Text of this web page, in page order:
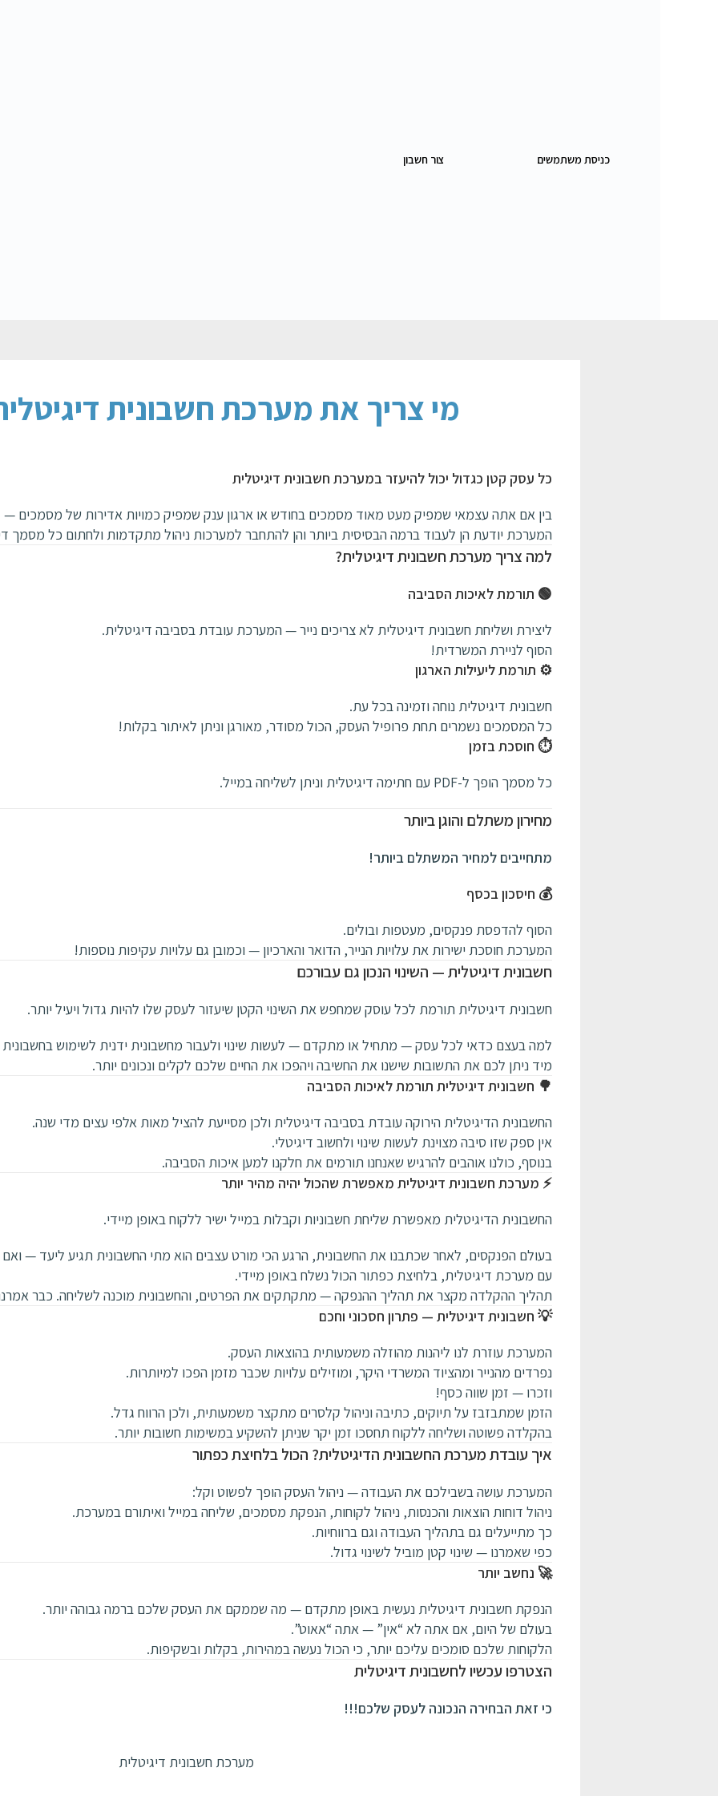
צור חשבון כניסת משתמשים
? מי צריך את מערכת חשבונית
כל עסק קטן כגדול יכול להיעזר במערכת חשבונית דיגיטלית
בין אם אתה עצמאי שמפיק מעט מאוד מסמכים בחודש או ארגון ענק שמפיק כמויות אדירות של מסמכים —
המערכת יודעת הן לעבוד ברמה הבסיסית ביותר והן להתחבר למערכות ניהול מתקדמות ולחתום כל מסמך
למה צריך מערכת חשבונית דיגיטלית?
🟢 תורמת לאיכות הסביבה
ליצירת ושליחת חשבונית דיגיטלית לא צריכים נייר — המערכת עובדת בסביבה דיגיטלית.
הסוף לניירת המשרדית!
⚙️ תורמת ליעילות הארגון
חשבונית דיגיטלית נוחה וזמינה בכל עת.
כל המסמכים נשמרים תחת פרופיל העסק, הכול מסודר, מאורגן וניתן לאיתור בקלות!
⏱️ חוסכת בזמן
כל מסמך הופך ל-PDF עם חתימה דיגיטלית וניתן לשליחה במייל.
מחירון משתלם והוגן ביותר
מתחייבים למחיר המשתלם ביותר!
💰 חיסכון בכסף
הסוף להדפסת פנקסים, מעטפות ובולים.
המערכת חוסכת ישירות את עלויות הנייר, הדואר והארכיון — וכמובן גם עלויות עקיפות נוספות!
חשבונית דיגיטלית — השינוי הנכון גם עבורכם
חשבונית דיגיטלית תורמת לכל עוסק שמחפש את השינוי הקטן שיעזור לעסק שלו להיות גדול ויעיל יותר.
למה בעצם כדאי לכל עסק — מתחיל או מתקדם — לעשות שינוי ולעבור מחשבונית ידנית לשימוש בחשבונית
מיד ניתן לכם את התשובות שישנו את החשיבה ויהפכו את החיים שלכם לקלים ונכונים יותר.
🌳 חשבונית דיגיטלית תורמת לאיכות הסביבה
החשבונית הדיגיטלית הירוקה עובדת בסביבה דיגיטלית ולכן מסייעת להציל מאות אלפי עצים מדי שנה.
אין ספק שזו סיבה מצוינת לעשות שינוי ולחשוב דיגיטלי.
בנוסף, כולנו אוהבים להרגיש שאנחנו תורמים את חלקנו למען איכות הסביבה.
⚡ מערכת חשבונית דיגיטלית מאפשרת שהכול יהיה מהיר יותר
החשבונית הדיגיטלית מאפשרת שליחת חשבוניות וקבלות במייל ישיר ללקוח באופן מיידי.
בעולם הפנקסים, לאחר שכתבנו את החשבונית, הרגע הכי מורט עצבים הוא מתי החשבונית תגיע ליעד —
עם מערכת דיגיטלית, בלחיצת כפתור הכול נשלח באופן מיידי.
תהליך ההקלדה מקצר את תהליך ההנפקה — מתקתקים את הפרטים, והחשבונית מוכנה לשליחה. כבר
💡 חשבונית דיגיטלית — פתרון חסכוני וחכם
המערכת עוזרת לנו ליהנות מהוזלה משמעותית בהוצאות העסק.
נפרדים מהנייר ומהציוד המשרדי היקר, ומוזילים עלויות שכבר מזמן הפכו למיותרות.
וזכרו — זמן שווה כסף!
הזמן שמתבזבז על תיוקים, כתיבה וניהול קלסרים מתקצר משמעותית, ולכן הרווח גדל.
בהקלדה פשוטה ושליחה ללקוח תחסכו זמן יקר שניתן להשקיע במשימות חשובות יותר.
איך עובדת מערכת החשבונית הדיגיטלית? הכול בלחיצת כפתור
המערכת עושה בשבילכם את העבודה — ניהול העסק הופך לפשוט וקל:
ניהול דוחות הוצאות והכנסות, ניהול לקוחות, הנפקת מסמכים, שליחה במייל ואיתורם במערכת.
כך מתייעלים גם בתהליך העבודה וגם ברווחיות.
כפי שאמרנו — שינוי קטן מוביל לשינוי גדול.
🚀 נחשב יותר
הנפקת חשבונית דיגיטלית נעשית באופן מתקדם — מה שממקם את העסק שלכם ברמה גבוהה יותר.
בעולם של היום, אם אתה לא “אין” — אתה “אאוט”.
הלקוחות שלכם סומכים עליכם יותר, כי הכול נעשה במהירות, בקלות ובשקיפות.
הצטרפו עכשיו לחשבונית דיגיטלית
כי זאת הבחירה הנכונה לעסק שלכם!!!